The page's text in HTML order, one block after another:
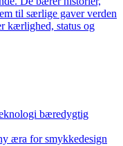
til særlige gaver verden
kærlighed, status og
bæredygtig
æra for smykkedesign